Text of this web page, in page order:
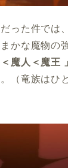
った件では
かな魔物の
魔人＜魔王
（竜族はひ